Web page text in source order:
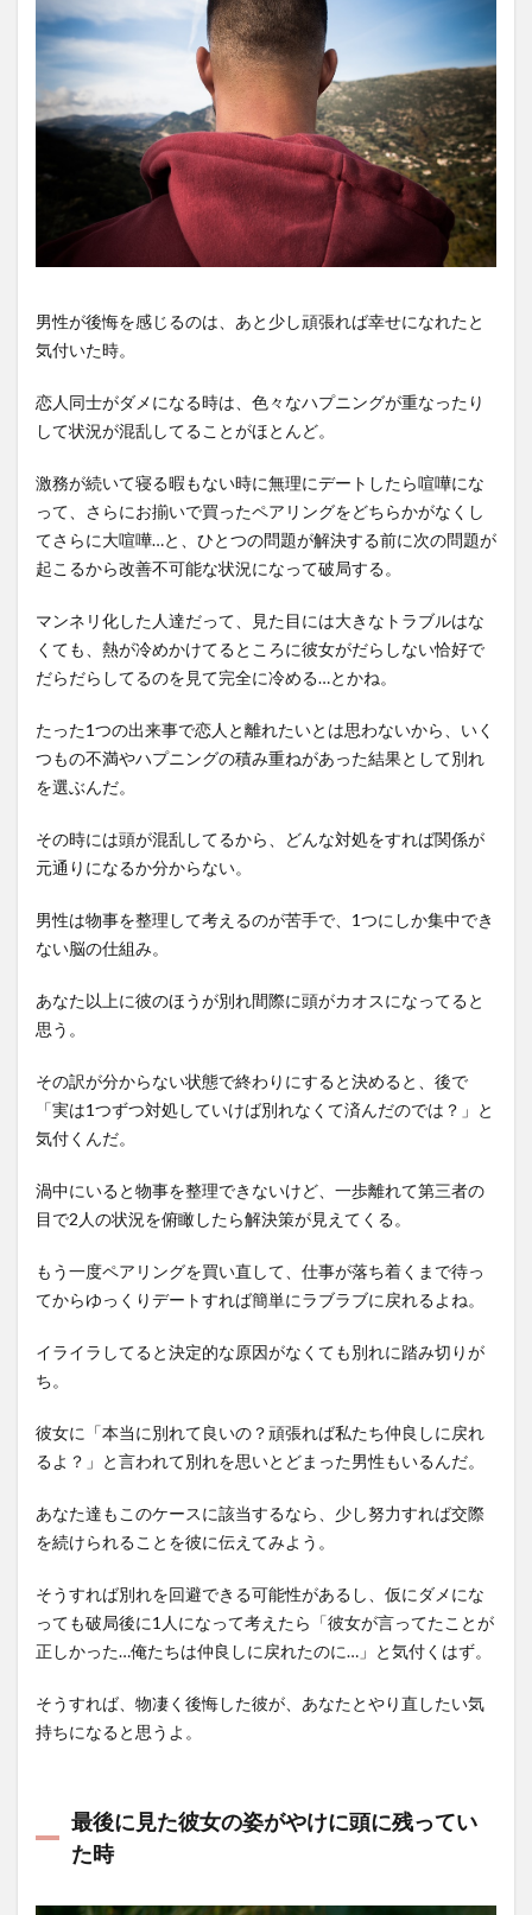
男性が後悔を感じるのは、あと少し頑張れば幸せになれたと
気付いた時。
恋人同士がダメになる時は、色々なハプニングが重なったり
して状況が混乱してることがほとんど。
激務が続いて寝る暇もない時に無理にデートしたら喧嘩にな
って、さらにお揃いで買ったペアリングをどちらかがなくし
てさらに大喧嘩…と、ひとつの問題が解決する前に次の問題が
起こるから改善不可能な状況になって破局する。
マンネリ化した人達だって、見た目には大きなトラブルはな
くても、熱が冷めかけてるところに彼女がだらしない恰好で
だらだらしてるのを見て完全に冷める…とかね。
たった1つの出来事で恋人と離れたいとは思わないから、いく
つもの不満やハプニングの積み重ねがあった結果として別れ
を選ぶんだ。
その時には頭が混乱してるから、どんな対処をすれば関係が
元通りになるか分からない。
男性は物事を整理して考えるのが苦手で、1つにしか集中でき
ない脳の仕組み。
あなた以上に彼のほうが別れ間際に頭がカオスになってると
思う。
その訳が分からない状態で終わりにすると決めると、後で
「実は1つずつ対処していけば別れなくて済んだのでは？」と
気付くんだ。
渦中にいると物事を整理できないけど、一歩離れて第三者の
目で2人の状況を俯瞰したら解決策が見えてくる。
もう一度ペアリングを買い直して、仕事が落ち着くまで待っ
てからゆっくりデートすれば簡単にラブラブに戻れるよね。
イライラしてると決定的な原因がなくても別れに踏み切りが
ち。
彼女に「本当に別れて良いの？頑張れば私たち仲良しに戻れ
るよ？」と言われて別れを思いとどまった男性もいるんだ。
あなた達もこのケースに該当するなら、少し努力すれば交際
を続けられることを彼に伝えてみよう。
そうすれば別れを回避できる可能性があるし、仮にダメにな
っても破局後に1人になって考えたら「彼女が言ってたことが
正しかった…俺たちは仲良しに戻れたのに…」と気付くはず。
そうすれば、物凄く後悔した彼が、あなたとやり直したい気
持ちになると思うよ。
最後に見た彼女の姿がやけに頭に残ってい
た時